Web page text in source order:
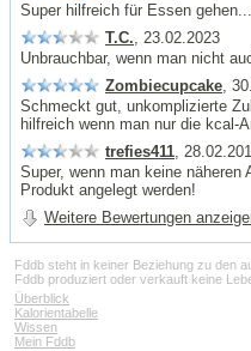
Super hilfreich für Essen
T.C., 23.02.2023
Unbrauchbar, wenn man nicht
Zombiecupcake,
Schmeckt gut, unkomplizierte
hilfreich wenn man nur die kcal-
trefies411,
Super, wenn man keine näheren
Produkt angelegt werden!
Weitere Bewertungen
Fddb steht in keiner Beziehung zu den
Fddb produziert oder verkauft keine
Überblick
Kalorientabelle
Wissen
Mein Fddb